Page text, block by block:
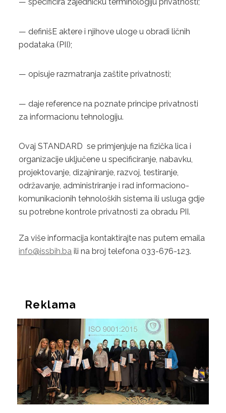
— specificira zajedničku terminologiju privatnosti;
— definišE aktere i njihove uloge u obradi ličnih
podataka (PII);
— opisuje razmatranja zaštite privatnosti;
— daje reference na poznate principe privatnosti
za informacionu tehnologiju.
Ovaj STANDARD se primjenjuje na fizička lica i
organizacije uključene u specificiranje, nabavku,
projektovanje, dizajniranje, razvoj, testiranje,
održavanje, administriranje i rad informaciono-
komunikacionih tehnoloških sistema ili usluga gdje
su potrebne kontrole privatnosti za obradu PII.
Za više informacija kontaktirajte nas putem emaila
info@issbih.ba ili na broj telefona 033-676-123.
Reklama
5. HACCP
ZAHTJEV ZA PONUDU